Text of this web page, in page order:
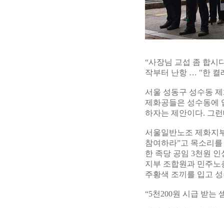
“사장님 교섭 좀 합시
작부터 난항 … "한 켤
서울 성동구 성수동
제화공들은 성수동에
하자는 제안이다. 그
서울일반노조 제화지
참여하라”고 목소리
한 족당 공임 3천원 인
지부 조합원과 민주노
주황색 조끼를 입고
“5천200원 시급 받는